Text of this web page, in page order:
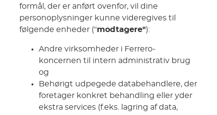
formål, der er anført ovenfor, vil dine
personoplysninger kunne videregives til
følgende enheder ("modtagere"):
Andre virksomheder i Ferrero-
koncernen til intern administrativ brug
og
Behørigt udpegede databehandlere, der
foretager konkret behandling eller yder
ekstra services (f.eks. lagring af data,